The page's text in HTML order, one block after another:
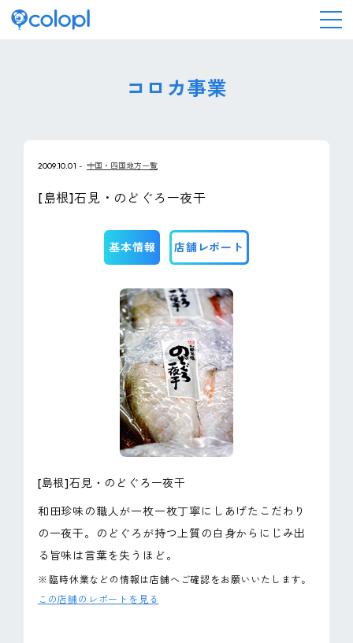
コロカ事業
2009.10.01 中国・四国地方一覧
[島根]石見・のどぐろ一夜干
基本情報 店舗レポート
[島根]石見・のどぐろ一夜干
和田珍味の職人が一枚一枚丁寧にしあげたこだわり
の一夜干。のどぐろが持つ上質の白身からにじみ出
る旨味は言葉を失うほど。
※ 臨時休業などの情報は店舗へご確認をお願いいたします。
この店舗のレポートを見る